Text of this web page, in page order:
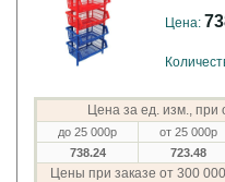
Цена:
Цена за ед. изм., при
до 25 000р от 25 000р
738.24
723.48
Цены при заказе от 300